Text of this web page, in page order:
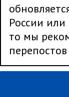
России
то мы